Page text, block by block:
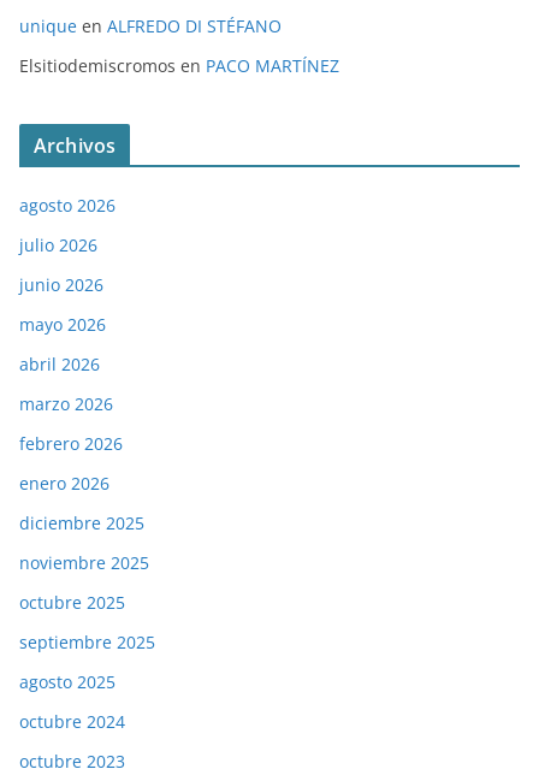
unique en ALFREDO DI STÉFANO
Elsitiodemiscromos en PACO MARTÍNEZ
Archivos
agosto 2026
julio 2026
junio 2026
mayo 2026
abril 2026
marzo 2026
febrero 2026
enero 2026
diciembre 2025
noviembre 2025
octubre 2025
septiembre 2025
agosto 2025
octubre 2024
octubre 2023